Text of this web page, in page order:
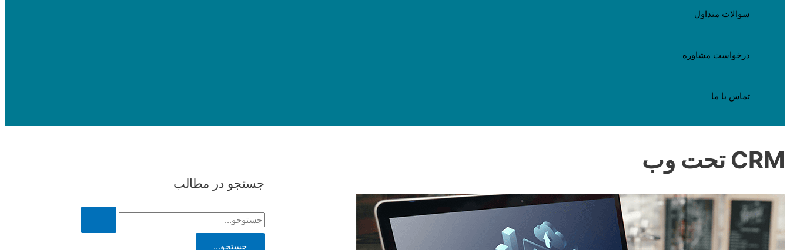
سوالات متداول
درخواست مشاوره
تماس با ما
CRM‌ تحت وب
جستجو در مطالب
ج
س